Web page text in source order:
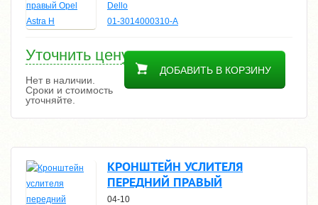
Dello
01-3014000310-A
Уточнить цену
ДОБАВИТЬ В КОРЗИНУ
Нет в наличии.
Сроки и стоимость
уточняйте.
КРОНШТЕЙН УСЛИТЕЛЯ
ПЕРЕДНИЙ ПРАВЫЙ
04-10